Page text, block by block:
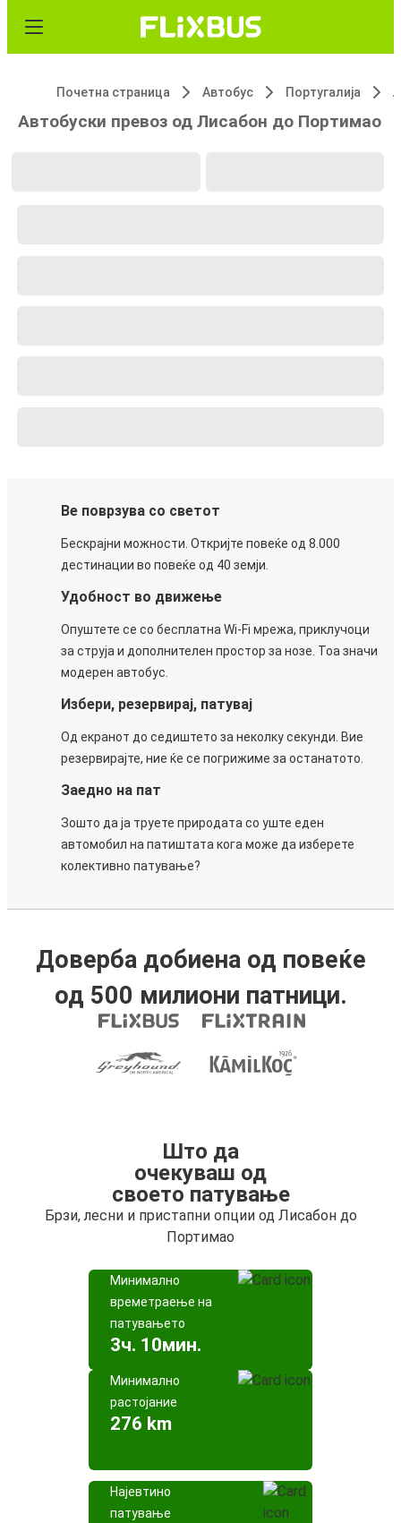
Почетна страница Автобус Португалија
Автобуски превоз од Лисабон до Портимао
Ве поврзува со светот
Бескрајни можности. Откријте повеќе од 8.000
дестинации во повеќе од 40 земји.
Удобност во движење
Опуштете се со бесплатна Wi-Fi мрежа, приклучоци
за струја и дополнителен простор за нозе. Тоа значи
модерен автобус.
Избери, резервирај, патувај
Од екранот до седиштето за неколку секунди. Вие
резервирајте, ние ќе се погрижиме за останатото.
Заедно на пат
Зошто да ја труете природата со уште еден
автомобил на патиштата кога може да изберете
колективно патување?
Доверба добиена од повеќе
од 500 милиони патници.
Што да
очекуваш од
своето патување
Брзи, лесни и пристапни опции од Лисабон до
Портимао
Минимално
времетраење на
патувањето
3ч. 10мин.
Минимално
растојание
276 km
Најевтино
патување